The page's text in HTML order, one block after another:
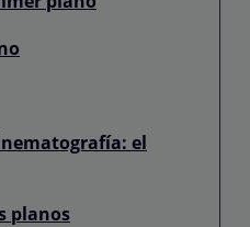
el
planos